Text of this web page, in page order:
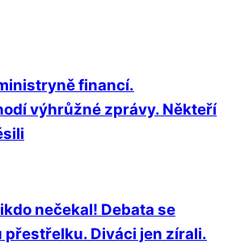
financí.
výhrůžné zprávy. Někteří
nečekal! Debata se
přestřelku. Diváci jen zírali.